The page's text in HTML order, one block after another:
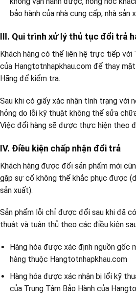
bảo hành của nhà cung cấp, nhà sản
III. Qui trình xử lý thủ tục đổi trả
Khách hàng có thể liên hệ trực tiếp với
của Hangtotnhapkhau.com để thay
Hãng để kiểm tra.
Sau khi có giấy xác nhận tình trạng với
hỏng do lỗi kỹ thuật không thể sửa
Việc đổi hàng sẽ được thực hiện theo
IV. Điều kiện chấp nhận đổi trả
Khách hàng được đổi sản phẩm mới
gặp sự cố không thể khắc phục được
sản xuất).
Sản phẩm lỗi chỉ được đổi sau khi đã
thuật và tuân thủ theo các điều kiện
Hàng hóa được xác định nguồn gốc
hàng thuộc Hangtotnhapkhau.com
Hàng hóa được xác nhận bị lổi kỹ
của Trung Tâm Bảo Hành của